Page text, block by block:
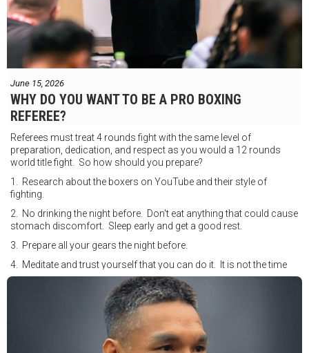
June 15, 2026
WHY DO YOU WANT TO BE A PRO BOXING
REFEREE?
Referees must treat 4 rounds fight with the same level of
preparation, dedication, and respect as you would a 12 rounds
world title fight. So how should you prepare?
1. Research about the boxers on YouTube and their style of
fighting.
2. No drinking the night before. Don't eat anything that could cause
stomach discomfort. Sleep early and get a good rest.
3. Prepare all your gears the night before.
4. Meditate and trust yourself that you can do it. It is not the time
for self doubt.
5. Conduct yourself as if you are on the world stage for a world
championship fight. Remeber that everyone is watching.
6. It's ok to make a mistake but its not okay to hesitate. When you
make a call, make it loud and clear.